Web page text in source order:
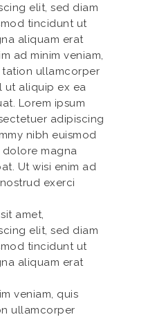
elit, sed diam
tincidunt ut
aliquam erat
ad minim veniam,
ullamcorper
ut aliquip ex ea
Lorem ipsum
adipiscing
nibh euismod
magna
Ut wisi enim ad
exerci
amet,
elit, sed diam
tincidunt ut
aliquam erat
veniam, quis
ullamcorper